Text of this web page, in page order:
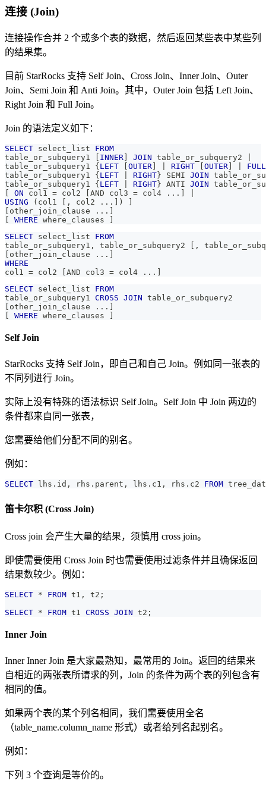
连接 (Join)
连接操作合并 2 个或多个表的数据，然后返回某些表中某些列
的结果集。
目前 StarRocks 支持 Self Join、Cross Join、Inner Join、Outer
Join、Semi Join 和 Anti Join。其中，Outer Join 包括 Left Join、
Right Join 和 Full Join。
Join 的语法定义如下：
SELECT select_list FROM
table_or_subquery1
[ INNER] JOIN table_or_subquery2
table_or_subquery1 {LEFT [OUTER] RIGHT [OUTER]
FULL
table_or_subquery1 {LEFT RIGHT} SEMI JOIN
table_or_subquery1 {LEFT RIGHT} ANTI JOIN
[
ON col1 = col2 [AND col3 = col4 . . . ]
USING
( col1 [ , col2 . . . ] )
]
[ other_join_clause . . . ]
[
WHERE where_clauses
]
SELECT select_list FROM
table_or_subquery1 , table_or_subquery2 [ ,
[ other_join_clause . . . ]
WHERE
col1 = col2 [AND col3 = col4 . . . ]
SELECT select_list FROM
table_or_subquery1 CROSS JOIN table_or_subquery2
[ other_join_clause . . . ]
[
WHERE where_clauses ]
Self Join
StarRocks 支持 Self Join，即自己和自己 Join。例如同一张表的
不同列进行 Join。
实际上没有特殊的语法标识 Self Join。Self Join 中 Join 两边的
条件都来自同一张表，
您需要给他们分配不同的别名。
例如：
SELECT lhs . id , rhs . parent , lhs . c1 , rhs . c2 FROM
笛卡尔积 (Cross Join)
Cross join 会产生大量的结果，须慎用 cross join。
即使需要使用 Cross Join 时也需要使用过滤条件并且确保返回
结果数较少。例如：
SELECT * FROM t1 , t2 ;
SELECT * FROM t1 CROSS JOIN t2 ;
Inner Join
Inner Inner Join 是大家最熟知，最常用的 Join。返回的结果来
自相近的两张表所请求的列，Join 的条件为两个表的列包含有
相同的值。
如果两个表的某个列名相同，我们需要使用全名
（table_name.column_name 形式）或者给列名起别名。
例如：
下列 3 个查询是等价的。